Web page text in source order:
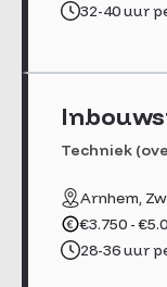
32-40 uur
Techniek
Arnhem,
€3.750 -
28-36 uur